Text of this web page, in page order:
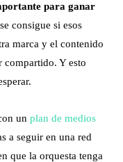
para ganar
consigue si esos
marca y el contenido
compartido. Y esto
un plan de medios
a seguir en una red
que la orquesta tenga